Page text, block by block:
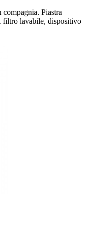
Piastra
filtro lavabile, dispositivo